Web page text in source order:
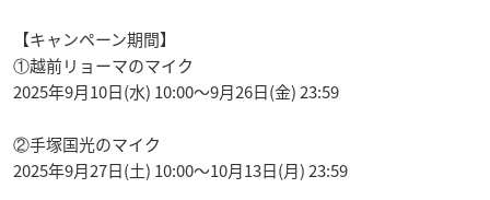
【キャンペーン期間】
①越前リョーマのマイク
2025年9月10日(水) 10:00～9月26日(金) 23:59
②手塚国光のマイク
2025年9月27日(土) 10:00～10月13日(月) 23:59